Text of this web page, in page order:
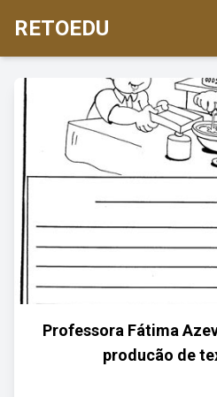
RETOEDU
Professora Fátima
producão de